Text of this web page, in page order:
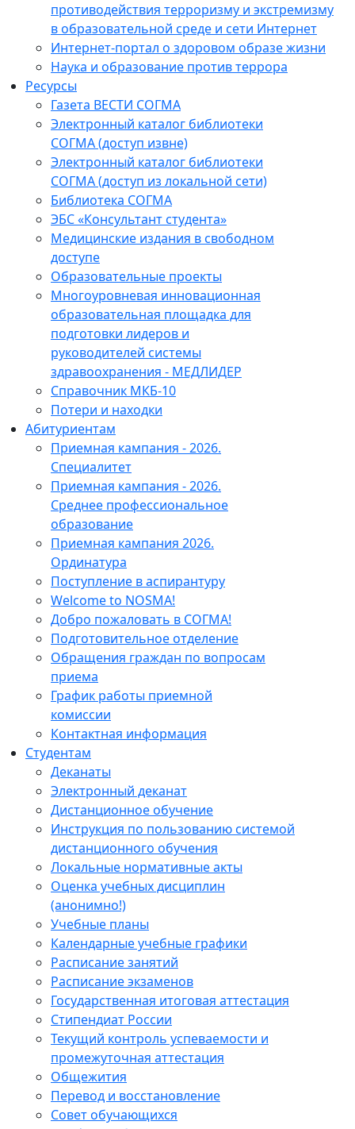
противодействия терроризму и экстремизму
в образовательной среде и сети Интернет
Интернет-портал о здоровом образе жизни
Наука и образование против террора
Ресурсы
Газета ВЕСТИ СОГМА
Электронный каталог библиотеки
СОГМА (доступ извне)
Электронный каталог библиотеки
СОГМА (доступ из локальной сети)
Библиотека СОГМА
ЭБС «Консультант студента»
Медицинские издания в свободном
доступе
Образовательные проекты
Многоуровневая инновационная
образовательная площадка для
подготовки лидеров и
руководителей системы
здравоохранения - МЕДЛИДЕР
Справочник МКБ-10
Потери и находки
Абитуриентам
Приемная кампания - 2026.
Специалитет
Приемная кампания - 2026.
Среднее профессиональное
образование
Приемная кампания 2026.
Ординатура
Поступление в аспирантуру
Welcome to NOSMA!
Добро пожаловать в СОГМА!
Подготовительное отделение
Обращения граждан по вопросам
приема
График работы приемной
комиссии
Контактная информация
Студентам
Деканаты
Электронный деканат
Дистанционное обучение
Инструкция по пользованию системой
дистанционного обучения
Локальные нормативные акты
Оценка учебных дисциплин
(анонимно!)
Учебные планы
Календарные учебные графики
Расписание занятий
Расписание экзаменов
Государственная итоговая аттестация
Стипендиат России
Текущий контроль успеваемости и
промежуточная аттестация
Общежития
Перевод и восстановление
Совет обучающихся